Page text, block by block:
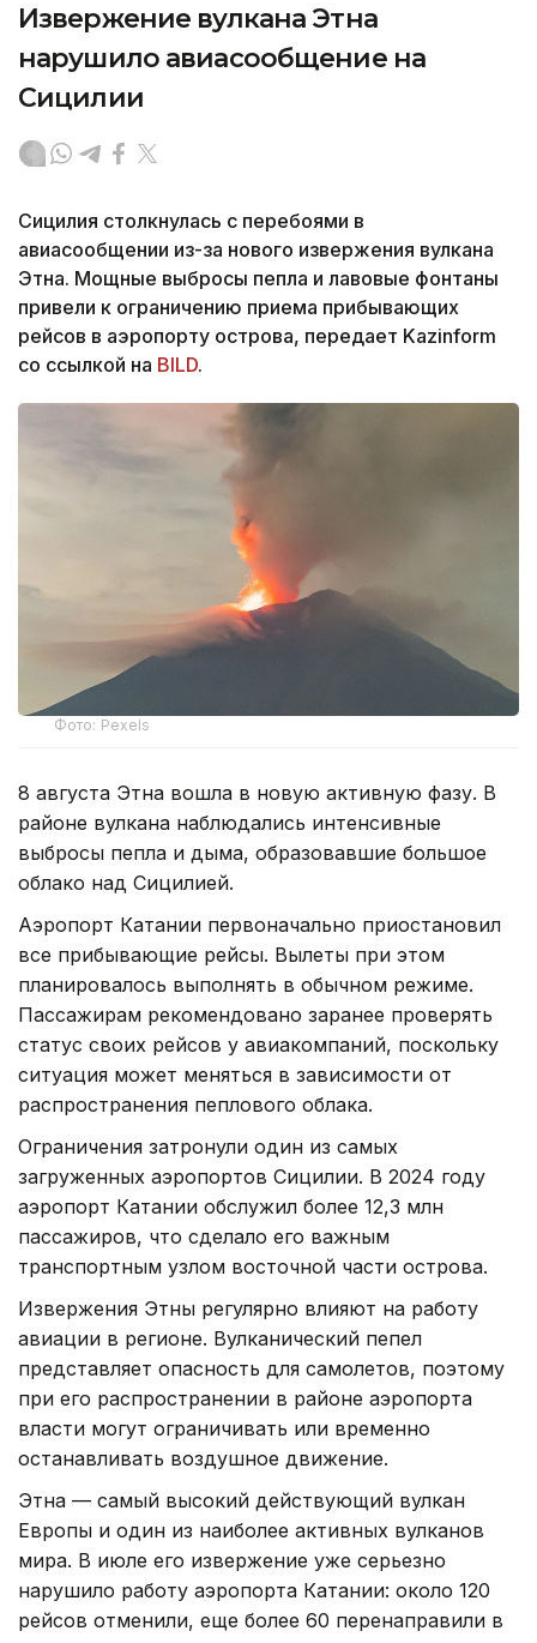
Извержение вулкана Этна
нарушило авиасообщение на
Сицилии
Сицилия столкнулась с перебоями в
авиасообщении из-за нового извержения вулкана
Этна. Мощные выбросы пепла и лавовые фонтаны
привели к ограничению приема прибывающих
рейсов в аэропорту острова, передает Kazinform
со ссылкой на BILD.
Фото: Pexels
8 августа Этна вошла в новую активную фазу. В
районе вулкана наблюдались интенсивные
выбросы пепла и дыма, образовавшие большое
облако над Сицилией.
Аэропорт Катании первоначально приостановил
все прибывающие рейсы. Вылеты при этом
планировалось выполнять в обычном режиме.
Пассажирам рекомендовано заранее проверять
статус своих рейсов у авиакомпаний, поскольку
ситуация может меняться в зависимости от
распространения пеплового облака.
Ограничения затронули один из самых
загруженных аэропортов Сицилии. В 2024 году
аэропорт Катании обслужил более 12,3 млн
пассажиров, что сделало его важным
транспортным узлом восточной части острова.
Извержения Этны регулярно влияют на работу
авиации в регионе. Вулканический пепел
представляет опасность для самолетов, поэтому
при его распространении в районе аэропорта
власти могут ограничивать или временно
останавливать воздушное движение.
Этна — самый высокий действующий вулкан
Европы и один из наиболее активных вулканов
мира. В июле его извержение уже серьезно
нарушило работу аэропорта Катании: около 120
рейсов отменили, еще более 60 перенаправили в